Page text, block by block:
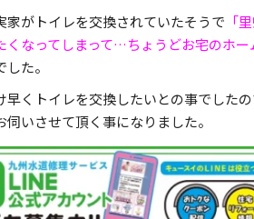
家がトイレを交換されていたそうで 「
くなってしまって…ちょうどお宅のホー
た。
早くトイレを交換したいとの事でした
伺いさせて頂く事になりました。